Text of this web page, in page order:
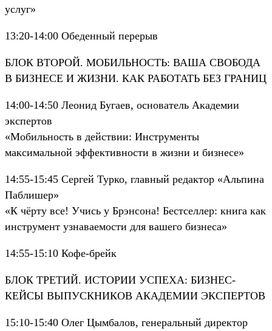
услуг»
13:20-14:00 Обеденный перерыв
БЛОК ВТОРОЙ. МОБИЛЬНОСТЬ: ВАША СВОБОДА
В БИЗНЕСЕ И ЖИЗНИ. КАК РАБОТАТЬ БЕЗ ГРАНИЦ
14:00-14:50 Леонид Бугаев, основатель Академии
экспертов
«Мобильность в действии: Инструменты
максимальной эффективности в жизни и бизнесе»
14:55-15:45 Сергей Турко, главный редактор «Альпина
Паблишер»
«К чёрту все! Учись у Брэнсона! Бестселлер: книга как
инструмент узнаваемости для вашего бизнеса»
14:55-15:10 Кофе-брейк
БЛОК ТРЕТИЙ. ИСТОРИИ УСПЕХА: БИЗНЕС-
КЕЙСЫ ВЫПУСКНИКОВ АКАДЕМИИ ЭКСПЕРТОВ
15:10-15:40 Олег Цымбалов, генеральный директор